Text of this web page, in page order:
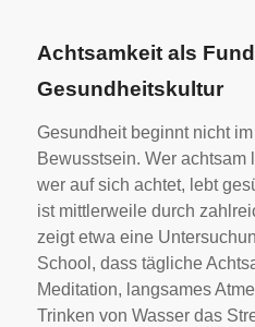
Achtsamkeit als
Gesundheitskultur
Gesundheit beginnt nicht
Bewusstsein. Wer achtsam
wer auf sich achtet, lebt
ist mittlerweile durch
zeigt etwa eine
School, dass tägliche
Meditation, langsames
Trinken von Wasser das